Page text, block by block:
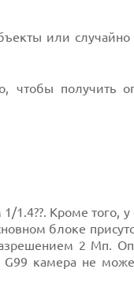
или
чтобы получить
1.4??. Кроме того, у
блоке
2 Мп.
G99 камера не